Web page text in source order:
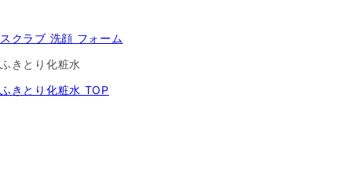
スクラブ 洗顔 フォーム
ふきとり化粧水
ふきとり化粧水 TOP